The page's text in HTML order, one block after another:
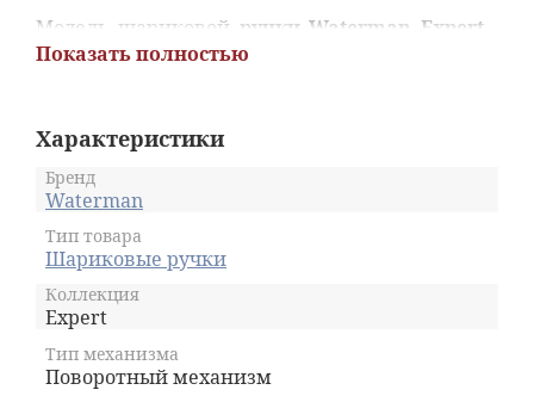
Модель шариковой ручки Waterman Expert-
Black GT с одной стороны имеет внешний вид,
производства, вполне оправдывают среднюю
ценовую категорию данной ручки. К слову
сказать, никто из тех, кто пользовался ручкой
Waterman Expert, не высказал никаких
нареканий в плане качества изделия или его
внешнего вида.
Expert – консервативность и элегантность
Корпус черного цвета, выполненный из
нержавеющей стали, покрытой лаком,
Показать полностью
Характеристики
Бренд
Waterman
Тип товара
Шариковые ручки
Коллекция
Expert
Тип механизма
Поворотный механизм